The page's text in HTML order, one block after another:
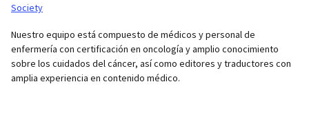
Society
Nuestro equipo está compuesto de médicos y personal de
enfermería con certificación en oncología y amplio conocimiento
sobre los cuidados del cáncer, así como editores y traductores con
amplia experiencia en contenido médico.